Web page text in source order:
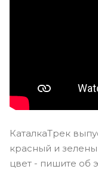
КаталкаТрек
красный и
цвет - пишите об